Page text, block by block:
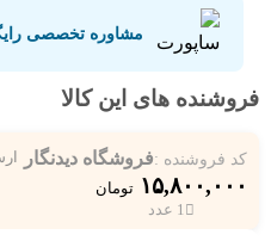
مشاوره تخصصی
فروشنده های این کالا
کد فروشنده :فروشگاه دیدنگار
۱۵,۸۰۰,۰۰۰ تومان
1 عدد